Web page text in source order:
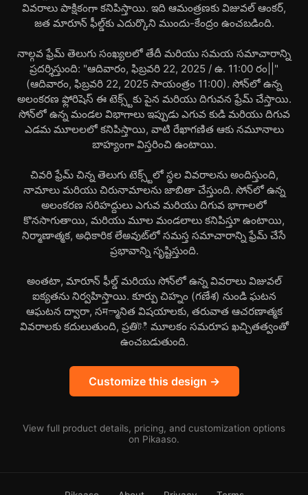
వివరాలు పాక్షికంగా కనిపిస్తాయి. ఇది ఆమంత్రణకు విజువల్ ఆంకర్,
జత మారూన్ ఫీల్డ్‌కు ఎదుర్కొని ముందు-కేంద్రం ఉంచబడింది.
నాల్గవ ఫ్రేమ్ తెలుగు సంఖ్యలలో తేదీ మరియు సమయ సమాచారాన్ని
ప్రదర్శిస్తుంది: "ఆదివారం, ఫిబ్రవరి 22, 2025 / ఉ. 11:00 రం||"
(ఆదివారం, ఫిబ్రవరి 22, 2025 సాయంత్రం 11:00). సోన్‌లో ఉన్న
అలంకరణ ఫ్లోరిషెస్ ఈ టెక్స్ట్‌కు పైన మరియు దిగువన ఫ్రేమ్ చేస్తాయి.
సోన్‌లో ఉన్న మండల విభాగాలు ఇప్పుడు ఎగువ కుడి మరియు దిగువ
ఎడమ మూలలలో కనిపిస్తాయి, వాటి రేఖాగణిత ఆకు నమూనాలు
బాహ్యంగా విస్తరించి ఉంటాయి.
చివరి ఫ్రేమ్ చిన్న తెలుగు టెక్స్ట్‌లో స్థల వివరాలను అందిస్తుంది,
నామాలు మరియు చిరునామాలను జాబితా చేస్తుంది. సోన్‌లో ఉన్న
అలంకరణ సరిహద్దులు ఎగువ మరియు దిగువ భాగాలలో
కొనసాగుతాయి, మరియు మూల మండలాలు కనిపిస్తూ ఉంటాయి,
నిర్మాణాత్మక, అధికారిక లేఅవుట్‌లో సమస్త సమాచారాన్ని ఫ్రేమ్ చేసే
ప్రభావాన్ని సృష్టిస్తుంది.
అంతటా, మారూన్ ఫీల్డ్ మరియు సోన్‌లో ఉన్న వివరాలు విజువల్
ఐక్యతను నిర్వహిస్తాయి. కూర్పు చిహ్నం (గణేశ) నుండి ఘటన
ఆఘటన ద్వారా, సम్మానిత విషయాలకు, తరువాత ఆచరణాత్మక
వివరాలకు కదులుతుంది, ప్రతిটి మూలకం సమరూప ఖచ్చితత్వంతో
ఉంచబడుతుంది.
Customize this design →
View full product details, pricing, and customization options
on Pikaaso.